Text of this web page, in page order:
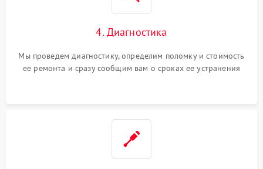
4. Диагностика
Мы проведем диагностику, определим поломку и стоимость
ее ремонта и сразу сообщим вам о сроках ее устранения